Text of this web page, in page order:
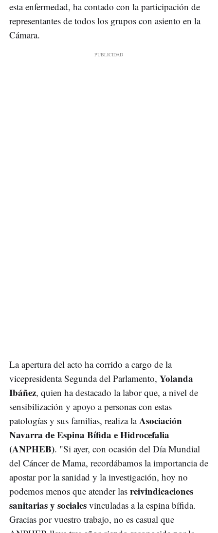
esta enfermedad, ha contado con la participación de
representantes de todos los grupos con asiento en la
Cámara.
La apertura del acto ha corrido a cargo de la
vicepresidenta Segunda del Parlamento, Yolanda
Ibáñez, quien ha destacado la labor que, a nivel de
sensibilización y apoyo a personas con estas
patologías y sus familias, realiza laAsociación
Navarra de Espina Bífida e Hidrocefalia
(ANPHEB). "Si ayer, con ocasión del Día Mundial
del Cáncer de Mama, recordábamos la importancia de
apostar por la sanidad y la investigación, hoy no
podemos menos que atender las reivindicaciones
sanitarias y sociales vinculadas a la espina bífida.
Gracias por vuestro trabajo, no es casual que